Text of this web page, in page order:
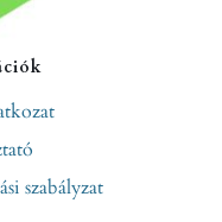
szabályzat